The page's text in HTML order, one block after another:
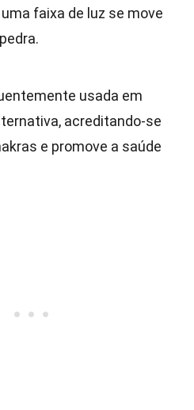
faixa de luz se move
usada em
acreditando-se
e promove a saúde